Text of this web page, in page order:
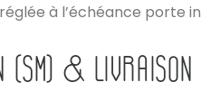
à l’échéance porte
(SM) &